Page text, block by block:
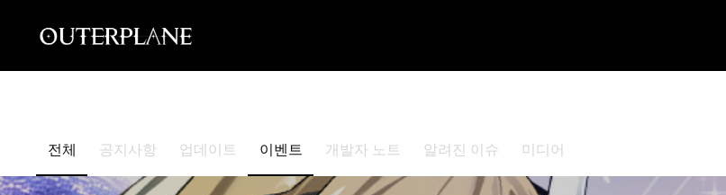
content
전체 공지사항 업데이트 이벤트 개발자 노트 알려진 이슈 미디어